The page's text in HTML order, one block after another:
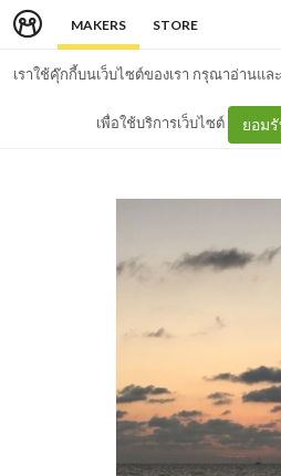
MAKERS STORE
เราใช้คุ๊กกี้บนเว็บไซต์ของเรา กรุณาอ่านแล
เพื่อใช้บริการเว็บไซต์ ยอม